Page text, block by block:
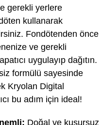
gerekli yerlere
kullanarak
Fondötenden önce
ve gerekli
uygulayıp dağıtın.
formülü sayesinde
Kryolan Digital
bu adım için ideal!
Doğal ve kusursuz